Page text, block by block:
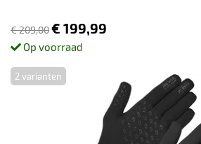
€ 209,00€ 199,99
Op voorraad
2 varianten